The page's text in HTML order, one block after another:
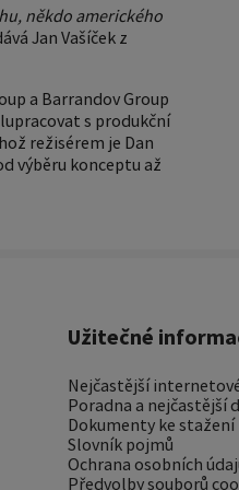
někdo amerického
Jan Vašíček z
a Barrandov Group
s produkční
režisérem je Dan
výběru konceptu až
Užitečné
Nejčastější
Poradna a nejčastější
Dokumenty ke stažení
Slovník pojmů
Ochrana osobních
Předvolby souborů